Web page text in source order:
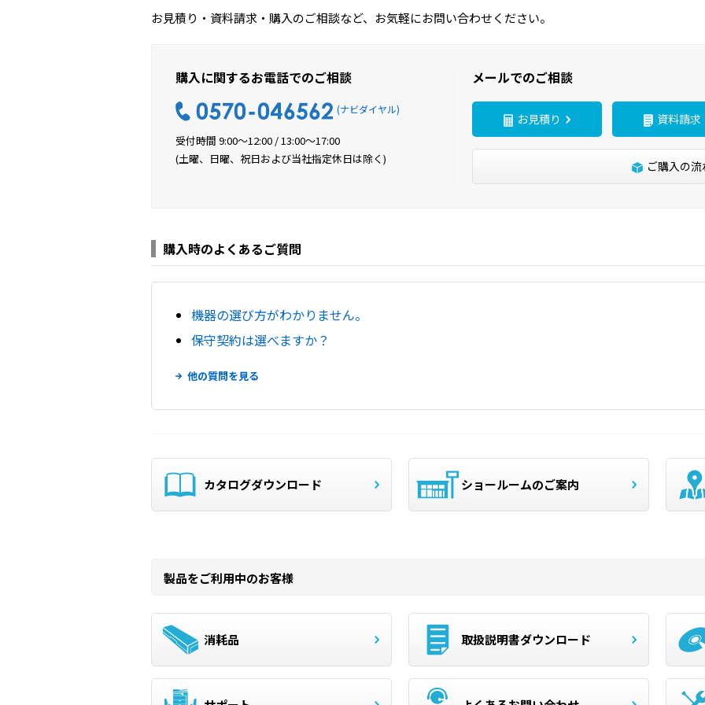
お見積り・資料請求・購入のご相談など、お気軽にお問い合わせください。
購入に関するお電話でのご相談
(ナビダイヤル)
受付時間 9:00〜12:00 / 13:00〜17:00
(土曜、日曜、祝日および当社指定休日は除く)
メールでのご相談
お見積り 資料請求
ご購入の流
購入時のよくあるご質問
機器の選び方がわかりません。
保守契約は選べますか？
他の質問を見る
カタログダウンロード ショールームのご案内
製品をご利用中のお客様
消耗品 取扱説明書ダウンロード